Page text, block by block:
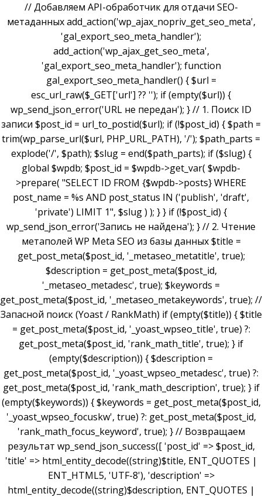
// Добавляем API-обработчик для отдачи SEO-
метаданных add_action('wp_ajax_nopriv_get_seo_meta',
'gal_export_seo_meta_handler');
add_action('wp_ajax_get_seo_meta',
'gal_export_seo_meta_handler'); function
gal_export_seo_meta_handler() { $url =
esc_url_raw($_GET['url'] ?? ''); if (empty($url)) {
wp_send_json_error('URL не передан'); } // 1. Поиск ID
записи $post_id = url_to_postid($url); if (!$post_id) { $path =
trim(wp_parse_url($url, PHP_URL_PATH), '/'); $path_parts =
explode('/', $path); $slug = end($path_parts); if ($slug) {
global $wpdb; $post_id = $wpdb->get_var( $wpdb-
>prepare( "SELECT ID FROM {$wpdb->posts} WHERE
post_name = %s AND post_status IN ('publish', 'draft',
'private') LIMIT 1", $slug ) ); } } if (!$post_id) {
wp_send_json_error('Запись не найдена'); } // 2. Чтение
метаполей WP Meta SEO из базы данных $title =
get_post_meta($post_id, '_metaseo_metatitle', true);
$description = get_post_meta($post_id,
'_metaseo_metadesc', true); $keywords =
get_post_meta($post_id, '_metaseo_metakeywords', true); //
Запасной поиск (Yoast / RankMath) if (empty($title)) { $title
= get_post_meta($post_id, '_yoast_wpseo_title', true) ?:
get_post_meta($post_id, 'rank_math_title', true); } if
(empty($description)) { $description =
get_post_meta($post_id, '_yoast_wpseo_metadesc', true) ?:
get_post_meta($post_id, 'rank_math_description', true); } if
(empty($keywords)) { $keywords = get_post_meta($post_id,
'_yoast_wpseo_focuskw', true) ?: get_post_meta($post_id,
'rank_math_focus_keyword', true); } // Возвращаем
результат wp_send_json_success([ 'post_id' => $post_id,
'title' => html_entity_decode((string)$title, ENT_QUOTES |
ENT_HTML5, 'UTF-8'), 'description' =>
html_entity_decode((string)$description, ENT_QUOTES |